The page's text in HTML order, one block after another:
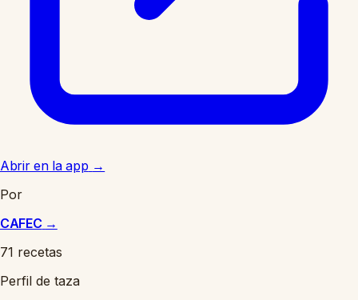
Abrir en la app →
Por
CAFEC →
71 recetas
Perfil de taza